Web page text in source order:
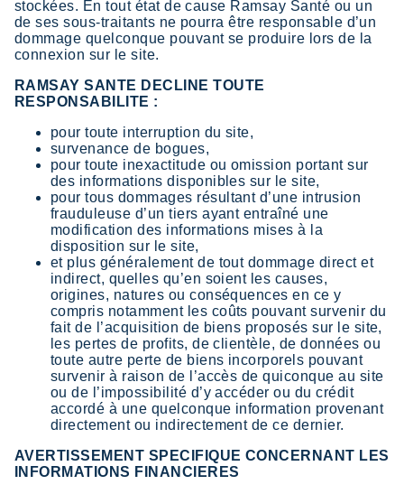
stockées. En tout état de cause Ramsay Santé ou un
de ses sous-traitants ne pourra être responsable d’un
dommage quelconque pouvant se produire lors de la
connexion sur le site.
RAMSAY SANTE DECLINE TOUTE
RESPONSABILITE :
pour toute interruption du site,
survenance de bogues,
pour toute inexactitude ou omission portant sur
des informations disponibles sur le site,
pour tous dommages résultant d’une intrusion
frauduleuse d’un tiers ayant entraîné une
modification des informations mises à la
disposition sur le site,
et plus généralement de tout dommage direct et
indirect, quelles qu’en soient les causes,
origines, natures ou conséquences en ce y
compris notamment les coûts pouvant survenir du
fait de l’acquisition de biens proposés sur le site,
les pertes de profits, de clientèle, de données ou
toute autre perte de biens incorporels pouvant
survenir à raison de l’accès de quiconque au site
ou de l’impossibilité d’y accéder ou du crédit
accordé à une quelconque information provenant
directement ou indirectement de ce dernier.
AVERTISSEMENT SPECIFIQUE CONCERNANT LES
INFORMATIONS FINANCIERES